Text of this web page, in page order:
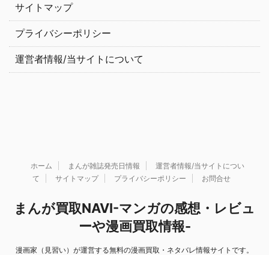
サイトマップ
プライバシーポリシー
運営者情報/当サイトについて
ホーム まんが雑誌発売日情報
運営者情報/当サイトについ
て
サイトマップ プライバシーポリシー お問合せ
まんが買取NAVI-マンガの感想・レビュ
ーや漫画買取情報-
漫画家（見習い）が運営する無料の漫画買取・ネタバレ情報サイトです。